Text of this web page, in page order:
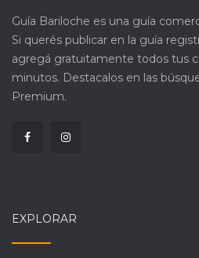
Guía Bariloche es una guía
Si querés publicar en la guía
agregá gratuitamente todos tus
minutos. Destacalos en las
Premium.
EXPLORAR